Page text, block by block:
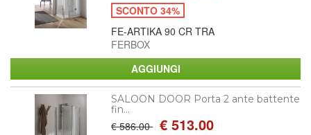
SCONTO 34%
FE-ARTIKA 90 CR TRA
FERBOX
SALOON DOOR Porta 2 ante battente
fin...
€ 586.00 € 513.00